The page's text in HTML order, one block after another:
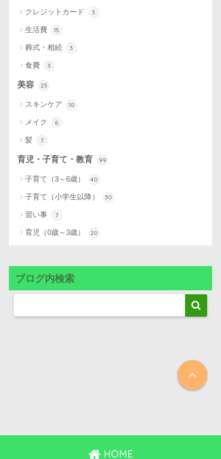
クレジットカード 3
生活費 15
葬式・相続 3
食費 3
美容 23
スキンケア 10
メイク 6
髪 7
育児・子育て・教育 99
子育て（3～6歳） 40
子育て（小学生以降） 30
習い事 7
育児（0歳～3歳） 20
ブログ内検索
HOME